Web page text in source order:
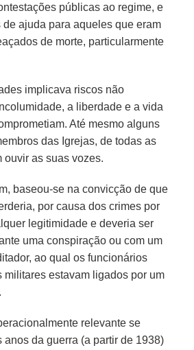
públicas ao regime, e
ajuda para aqueles que eram
de morte, particularmente
implicava riscos não
a liberdade e a vida
Até mesmo alguns
das Igrejas, de todas as
ouvir as suas vozes.
baseou-se na convicção de que
por causa dos crimes por
legitimidade e deveria ser
uma conspiração ou com um
ao qual os funcionários
militares estavam ligados por um
relevante se
anos da guerra (a partir de 1938)